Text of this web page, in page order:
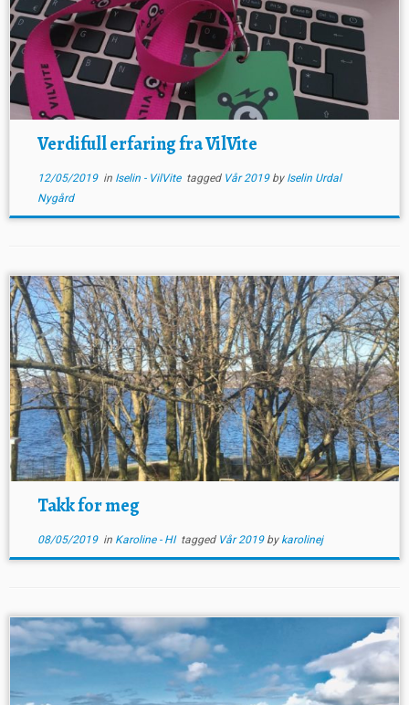
Verdifull erfaring fra VilVite
12/05/2019in Iselin - VilVite tagged Vår 2019 by Iselin Urdal
Nygård
Takk for meg
08/05/2019in Karoline - HI tagged Vår 2019 by karolinej